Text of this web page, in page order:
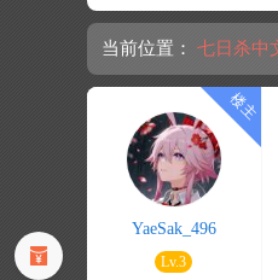
当前位置： 七日杀中
YaeSak_496
Lv.3